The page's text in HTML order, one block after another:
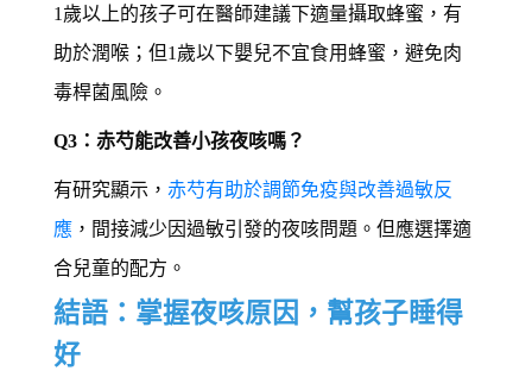
1歲以上的孩子可在醫師建議下適量攝取蜂蜜，有
助於潤喉；但1歲以下嬰兒不宜食用蜂蜜，避免肉
毒桿菌風險。
Q3：赤芍能改善小孩夜咳嗎？
有研究顯示， 赤芍有助於調節免疫與改善過敏反
應 ，間接減少因過敏引發的夜咳問題。但應選擇適
合兒童的配方。
結語：掌握夜咳原因，幫孩子睡得
好